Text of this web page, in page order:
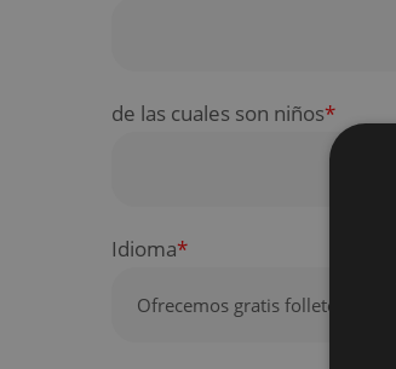
de las cuales son niños*
Idioma*